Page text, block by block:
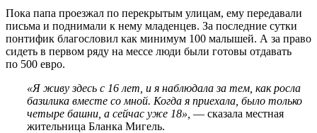
Пока папа проезжал по перекрытым улицам, ему передавали
письма и поднимали к нему младенцев. За последние сутки
понтифик благословил как минимум 100 малышей. А за право
сидеть в первом ряду на мессе люди были готовы отдавать
по 500 евро.
«Я живу здесь с 16 лет, и я наблюдала за тем, как росла
базилика вместе со мной. Когда я приехала, было только
четыре башни, а сейчас уже 18», — сказала местная
жительница Бланка Мигель.